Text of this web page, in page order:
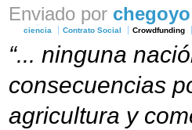
Enviado por chegoyo
ciencia Contrato Social Crowdfunding
“... ninguna
consecuencias
agricultura y